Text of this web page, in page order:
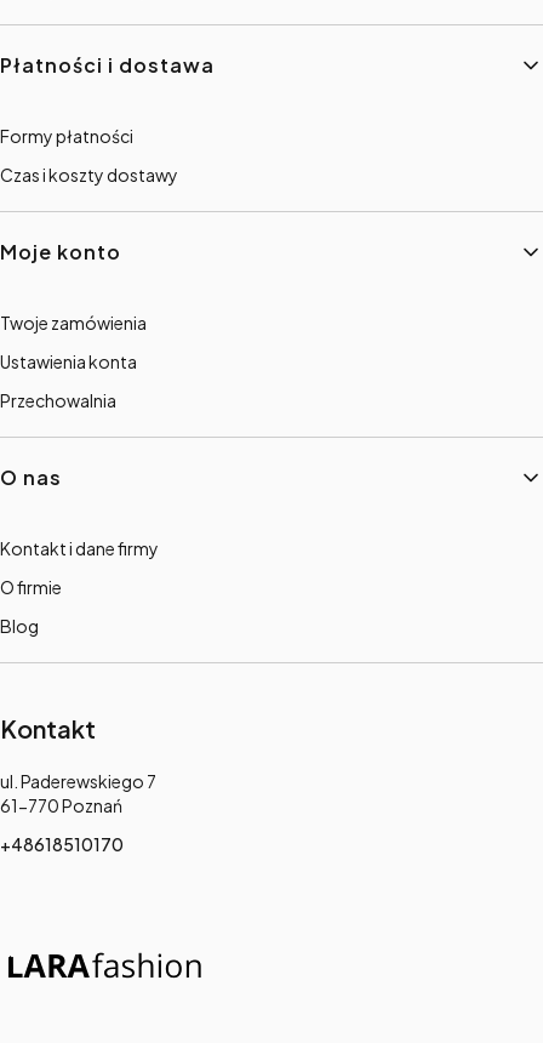
Płatności i dostawa
Formy płatności
Czas i koszty dostawy
Moje konto
Twoje zamówienia
Ustawienia konta
Przechowalnia
O nas
Kontakt i dane firmy
O firmie
Blog
Kontakt
Adres:
ul. Paderewskiego 7
61-770 Poznań
+48618510170